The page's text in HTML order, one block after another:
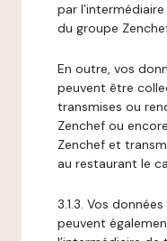
par
du groupe
En outre, vos
peuvent être
transmises ou
Zenchef ou
Zenchef et
au restaurant le
3.1.3. Vos
peuvent